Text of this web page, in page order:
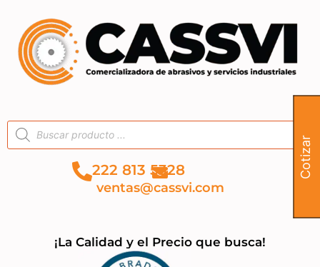
222 813 5328
¡La Calidad y el Precio que busca!
ventas@cassvi.com
Cotizar